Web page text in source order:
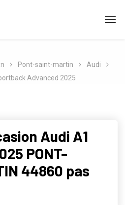
Pont-saint-martin
Audi
Advanced 2025
Audi A1
PONT-
44860 pas